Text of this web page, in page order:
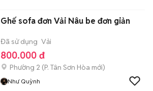
Ghế sofa đơn Vải Nâu be đơn giản
Đã sử dụng Vải
800.000 đ
Phường 2 (P. Tân Sơn Hòa mới)
Như Quỳnh